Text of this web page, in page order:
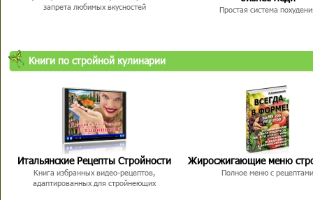
запрета любимых вкусностей
Простая система
Книги по стройной кулинарии
Итальянские Рецепты Стройности
Книга избранных видео-рецептов,
адаптированных для стройнеющих
Жиросжигающие меню
Полное меню с рецептами